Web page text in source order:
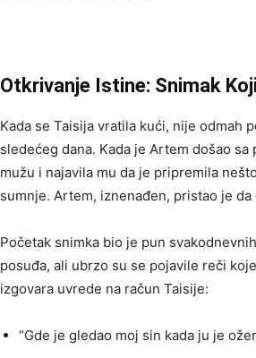
Otkrivanje Istine: Snimak
Kada se Taisija vratila kući, nije odmah
sledećeg dana. Kada je Artem došao sa
mužu i najavila mu da je pripremila
sumnje. Artem, iznenađen, pristao je da
Početak snimka bio je pun
posuđa, ali ubrzo su se pojavile reči
izgovara uvrede na račun Taisije:
“Gde je gledao moj sin kada ju je